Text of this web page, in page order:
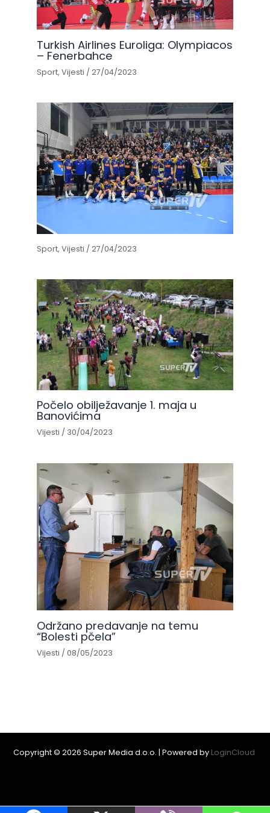
Turkish Airlines Euroliga: Olympiacos
– Fenerbahce
Sport,Vijesti /27/04/2023
Sport,Vijesti /27/04/2023
Počelo obilježavanje 1. maja u
Banovićima
Vijesti / 30/04/2023
Održano predavanje na temu
“Bolesti pčela”
Vijesti /08/05/2023
Copyright © 2026 Super Media d.o.o. | Powered by LoginCloud